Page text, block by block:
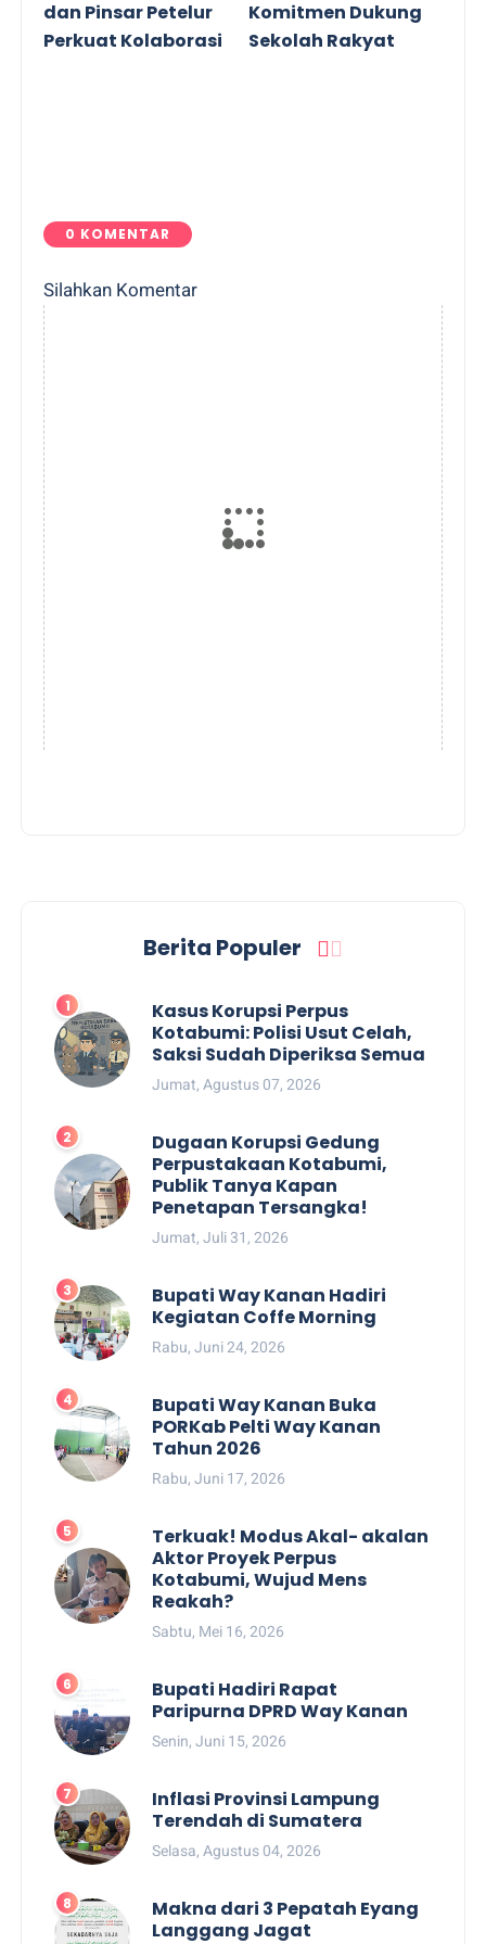
dan Pinsar Petelur
Perkuat Kolaborasi
Komitmen Dukung
Sekolah Rakyat
0 KOMENTAR
Silahkan Komentar
Berita Populer
Kasus Korupsi Perpus
Kotabumi: Polisi Usut Celah,
Saksi Sudah Diperiksa Semua
Jumat, Agustus 07, 2026
Dugaan Korupsi Gedung
Perpustakaan Kotabumi,
Publik Tanya Kapan
Penetapan Tersangka!
Jumat, Juli 31, 2026
Bupati Way Kanan Hadiri
Kegiatan Coffe Morning
Rabu, Juni 24, 2026
Bupati Way Kanan Buka
PORKab Pelti Way Kanan
Tahun 2026
Rabu, Juni 17, 2026
Terkuak! Modus Akal- akalan
Aktor Proyek Perpus
Kotabumi, Wujud Mens
Reakah?
Sabtu, Mei 16, 2026
Bupati Hadiri Rapat
Paripurna DPRD Way Kanan
Senin, Juni 15, 2026
Inflasi Provinsi Lampung
Terendah di Sumatera
Selasa, Agustus 04, 2026
Makna dari 3 Pepatah Eyang
Langgang Jagat